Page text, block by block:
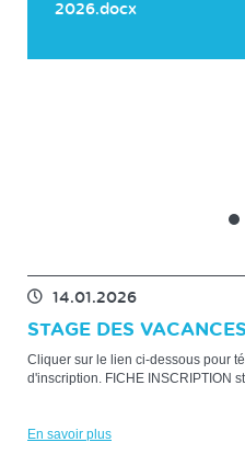
2026.docx
14.01.2026
STAGE DES
Cliquer sur le lien ci-dessous pour
d'inscription. FICHE INSCRIPTION
En savoir plus